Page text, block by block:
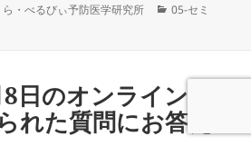
作
ら・べるびぃ予防医学研究所
カ
05-セミ
日のオンライン座
れた質問にお答え